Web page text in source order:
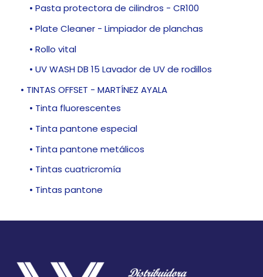
• Pasta protectora de cilindros - CR100
• Plate Cleaner - Limpiador de planchas
• Rollo vital
• UV WASH DB 15 Lavador de UV de rodillos
• TINTAS OFFSET - MARTÍNEZ AYALA
• Tinta fluorescentes
• Tinta pantone especial
• Tinta pantone metálicos
• Tintas cuatricromía
• Tintas pantone